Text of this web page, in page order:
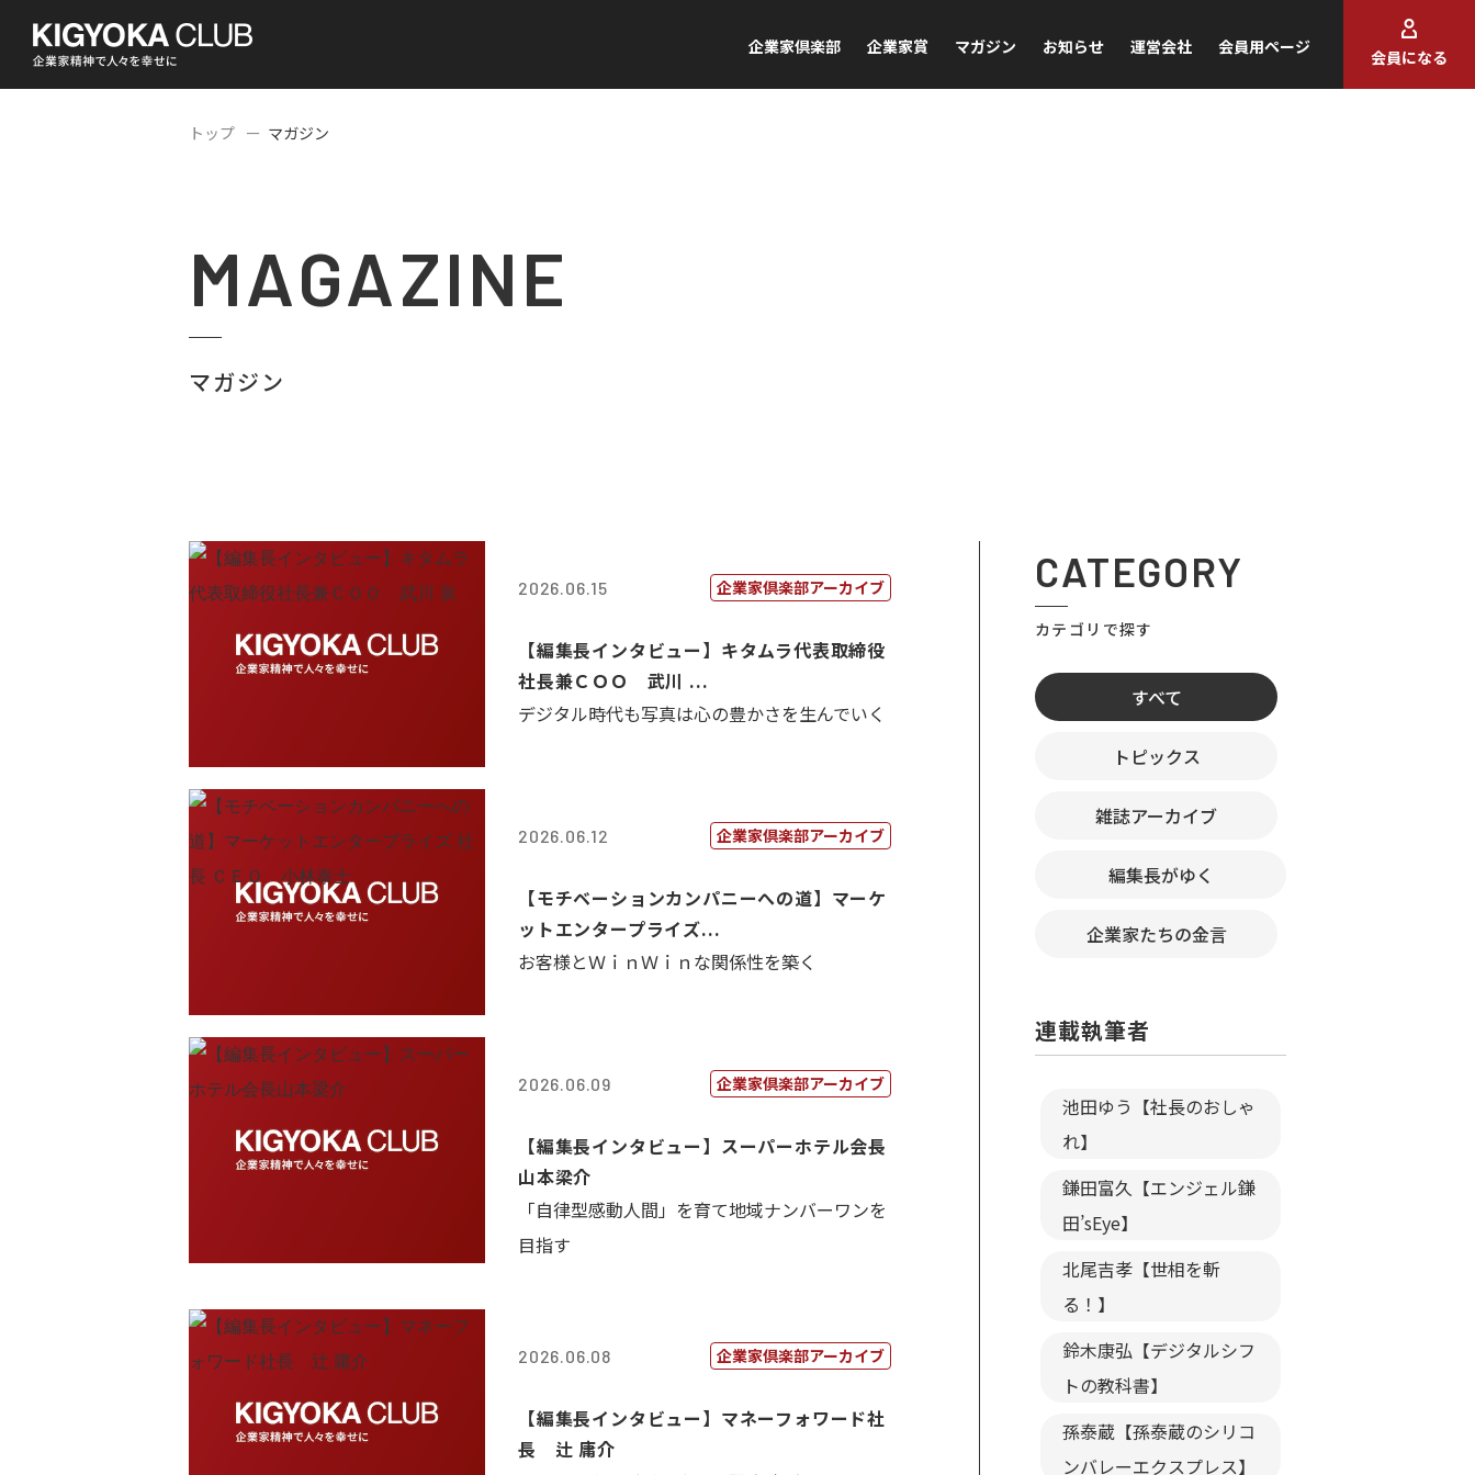
企業家倶楽部 企業家賞 マガジン お知らせ 運営会社 会員用ページ
会員になる
トップ マガジン
MAGAZINE
マガジン
2026.06.15 企業家倶楽部アーカイブ
【編集長インタビュー】キタムラ代表取締役
社長兼ＣＯＯ 武川 ...
デジタル時代も写真は心の豊かさを生んでいく
2026.06.12 企業家倶楽部アーカイブ
【モチベーションカンパニーへの道】マーケ
ットエンタープライズ...
お客様とＷｉｎＷｉｎな関係性を築く
2026.06.09 企業家倶楽部アーカイブ
【編集長インタビュー】スーパーホテル会長
山本梁介
「自律型感動人間」を育て地域ナンバーワンを
目指す
2026.06.08 企業家倶楽部アーカイブ
【編集長インタビュー】マネーフォワード社
長 辻 庸介
CATEGORY
カテゴリで探す
すべて
トピックス
雑誌アーカイブ
編集長がゆく
企業家たちの金言
連載執筆者
池田ゆう【社長のおしゃ
れ】
鎌田富久【エンジェル鎌
田’sEye】
北尾吉孝【世相を斬
る！】
鈴木康弘【デジタルシフ
トの教科書】
孫泰蔵【孫泰蔵のシリコ
ンバレーエクスプレス】